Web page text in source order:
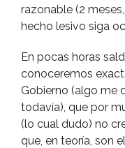
razonable (2
hecho lesivo siga
En pocas horas
conoceremos
Gobierno (algo me
todaví­a), que por
(lo cual dudo) no
que, en teorí­a, son